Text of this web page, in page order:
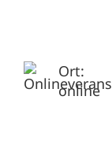
Ort:
online